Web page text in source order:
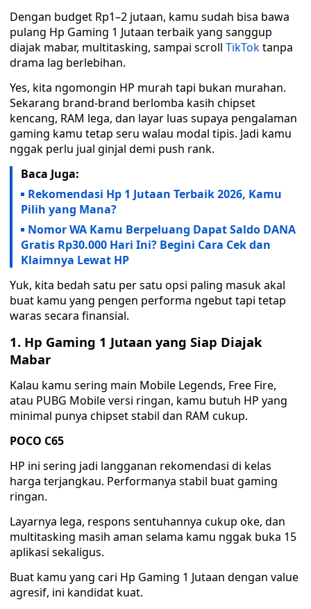
Dengan budget Rp1–2 jutaan, kamu sudah bisa bawa
pulang Hp Gaming 1 Jutaan terbaik yang sanggup
diajak mabar, multitasking, sampai scroll TikToktanpa
drama lag berlebihan.
Yes, kita ngomongin HP murah tapi bukan murahan.
Sekarang brand-brand berlomba kasih chipset
kencang, RAM lega, dan layar luas supaya pengalaman
gaming kamu tetap seru walau modal tipis. Jadi kamu
nggak perlu jual ginjal demi push rank.
Baca Juga:
Rekomendasi Hp 1 Jutaan Terbaik 2026, Kamu
Pilih yang Mana?
Nomor WA Kamu Berpeluang Dapat Saldo DANA
Gratis Rp30.000 Hari Ini? Begini Cara Cek dan
Klaimnya Lewat HP
Yuk, kita bedah satu per satu opsi paling masuk akal
buat kamu yang pengen performa ngebut tapi tetap
waras secara finansial.
1. Hp Gaming 1 Jutaan yang Siap Diajak
Mabar
Kalau kamu sering main Mobile Legends, Free Fire,
atau PUBG Mobile versi ringan, kamu butuh HP yang
minimal punya chipset stabil dan RAM cukup.
POCO C65
HP ini sering jadi langganan rekomendasi di kelas
harga terjangkau. Performanya stabil buat gaming
ringan.
Layarnya lega, respons sentuhannya cukup oke, dan
multitasking masih aman selama kamu nggak buka 15
aplikasi sekaligus.
Buat kamu yang cari Hp Gaming 1 Jutaan dengan value
agresif, ini kandidat kuat.